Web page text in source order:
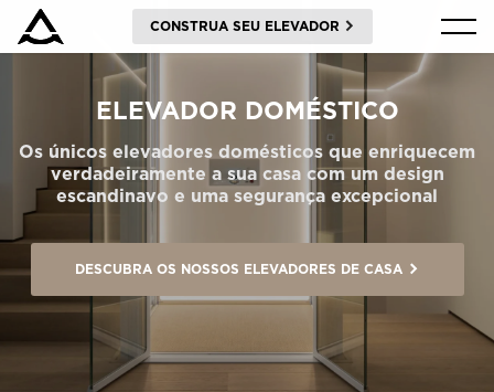
CONSTRUA SEU ELEVADOR
PRODUTOS
TECNOLOGIA
BLOG E NOTÍCIAS
SOBRE A ARITCO
PROFISSIONAL
ELEVADOR DOMÉSTICO
Os únicos elevadores domésticos que enriquecem
verdadeiramente a sua casa com um design
escandinavo e uma segurança excepcional
DESCUBRA OS NOSSOS ELEVADORES DE CASA